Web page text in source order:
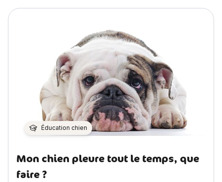
Éducation chien
Mon chien pleure tout le temps, que
faire ?